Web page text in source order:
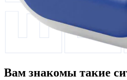
Вам знакомы такие